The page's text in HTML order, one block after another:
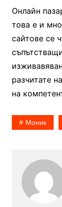
Онлайн
това е и
сайтове се
разчитате
на
Моник